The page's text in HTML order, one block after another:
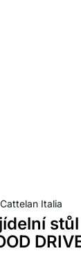
Cattelan Italia
stůl